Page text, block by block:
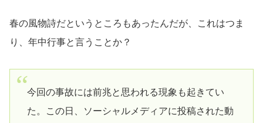
春の風物詩だというところもあったんだが、これはつま
り、年中行事と言うことか？
今回の事故には前兆と思われる現象も起きてい
た。この日、ソーシャルメディアに投稿された動